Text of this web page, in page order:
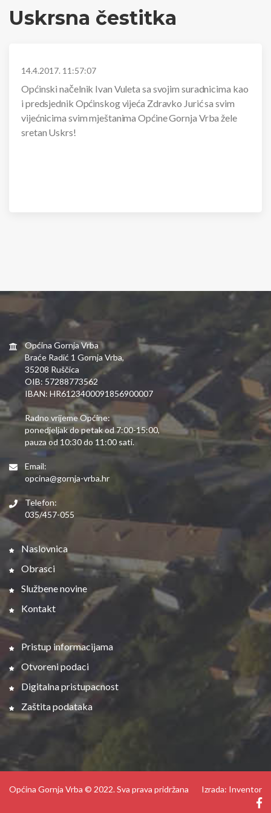
Uskrsna čestitka
14.4.2017. 11:57:07
Općinski načelnik Ivan Vuleta sa svojim suradnicima kao
i predsjednik Općinskog vijeća Zdravko Jurić sa svim
vijećnicima svim mještanima Općine Gornja Vrba žele
sretan Uskrs!
Općina Gornja Vrba
Braće Radić 1 Gornja Vrba,
35208 Ruščica
OIB: 57288773562
IBAN: HR6123400091856900007
Radno vrijeme Općine:
ponedjeljak do petak od 7:00-15:00,
pauza od 10:30 do 11:00 sati.
Email:
opcina@gornja-vrba.hr
Telefon:
035/457-055
Naslovnica
Obrasci
Službene novine
Kontakt
Pristup informacijama
Otvoreni podaci
Digitalna pristupacnost
Zaštita podataka
Općina Gornja Vrba © 2022. Sva prava pridržana Izrada: Inventor